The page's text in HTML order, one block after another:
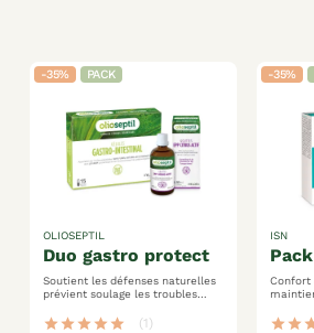
-35% PACK
duo gastro protect
OLIOSEPTIL
Soutient les défenses naturelles
prévient soulage les troubles
digestives
star star star star star (1)
-35%
ISN
Confort
maintien
star star